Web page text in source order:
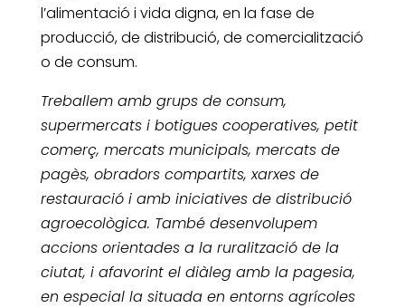
l’alimentació i vida digna, en la fase de
producció, de distribució, de comercialització
o de consum.
Treballem amb grups de consum,
supermercats i botigues cooperatives, petit
comerç, mercats municipals, mercats de
pagès, obradors compartits, xarxes de
restauració i amb iniciatives de distribució
agroecològica. També desenvolupem
accions orientades a la ruralització de la
ciutat, i afavorint el diàleg amb la pagesia,
en especial la situada en entorns agrícoles